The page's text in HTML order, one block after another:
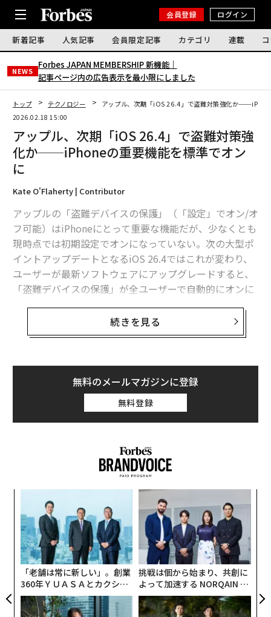
会員登録 ログイン
新着記事 人気記事 会員限定記事 カテゴリ 連載
NEWS
Forbes JAPAN MEMBERSHIP 新機能｜
記事ページ内の広告表示を最小限にしました
トップ テクノロジー
アップル、次期「iOS 26.4」で盗難対策強化か
2026.02.18 15:00
アップル、次期「iOS 26.4」で盗難対策強
化か──iPhoneの重要機能を標準でオン
に
Kate O'Flaherty | Contributor
アップルの「盗難デバイスの保護」（「設定」でオン/オ
フ可能）はiPhoneにとって重要な機能だが、少なくとも
現時点では初期設定でオンになっていない。次の大型ポ
イントアップデートとなるiOS 26.4ではこれが変わり、
ユーザーが最新ソフトウェアにアップグレードすると、
「盗難デバイスの保護」が全ユーザーで自動的にオンに
なる。
盗難デバイスの保護を初期設定でオンにする変更は、開
まれている。これは、iPhoneにスパイウェアを送り込む
攻撃チェーンの一部として悪用されていた重大なセキュ
リティ上の穴を修正したiOS 26.3に続くものだ。
アップルの「盗難デバイスの保護」は、「信じ
念のため説明すると、盗難デバイスの保護は、米国と英
国で相次いだiPhone盗難を受けて、アップルがiOS 17.3
で導入した機能である。この機能は、たとえ窃盗犯にパ
スコード入力を見られていたり、ロック解除した直後にi
Phoneを盗まれたりしても、Apple ID、保存済みパスワ
ード、支払い情報といったデータを保護する。
続きを見る
無料のメールマガジンに登録
無料登録
「老舗は常に新しい」。創業
360年ＹＵＡＳＡとカクシン
CEO田尻望が語る、AIを超え
る人の価値
挑戦は個から始まり、共創に
よって加速する NORQAIN JA
PAN 特別座談会